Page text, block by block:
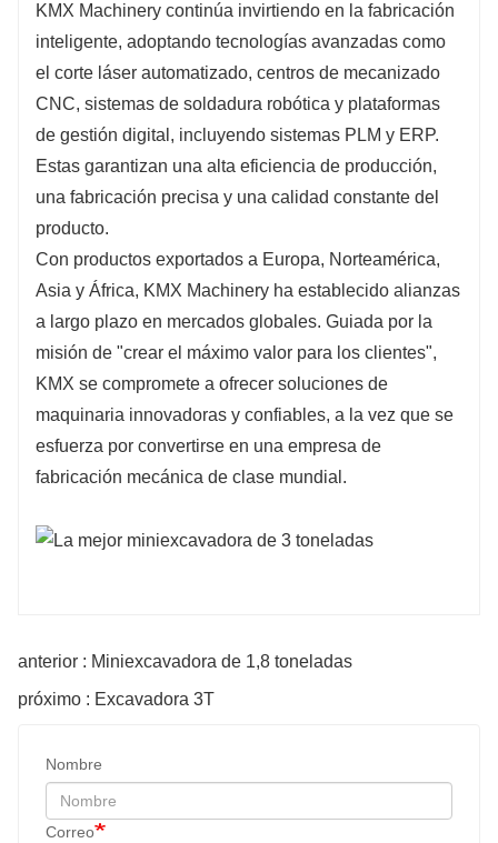
KMX Machinery continúa invirtiendo en la fabricación
inteligente, adoptando tecnologías avanzadas como
el corte láser automatizado, centros de mecanizado
CNC, sistemas de soldadura robótica y plataformas
de gestión digital, incluyendo sistemas PLM y ERP.
Estas garantizan una alta eficiencia de producción,
una fabricación precisa y una calidad constante del
producto.
Con productos exportados a Europa, Norteamérica,
Asia y África, KMX Machinery ha establecido alianzas
a largo plazo en mercados globales. Guiada por la
misión de "crear el máximo valor para los clientes",
KMX se compromete a ofrecer soluciones de
maquinaria innovadoras y confiables, a la vez que se
esfuerza por convertirse en una empresa de
fabricación mecánica de clase mundial.
anterior : Miniexcavadora de 1,8 toneladas
próximo : Excavadora 3T
Nombre
Correo